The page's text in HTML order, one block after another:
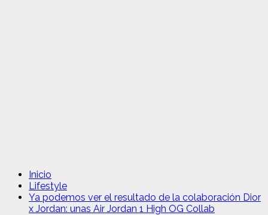
Inicio
Lifestyle
Ya podemos ver el resultado de la colaboración Dior
x Jordan: unas Air Jordan 1 High OG Collab